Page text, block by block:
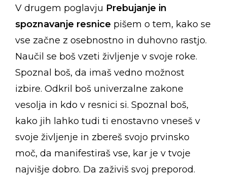
V drugem poglavju Prebujanje in
spoznavanje resnice pišem o tem, kako se
vse začne z osebnostno in duhovno rastjo.
Naučil se boš vzeti življenje v svoje roke.
Spoznal boš, da imaš vedno možnost
izbire. Odkril boš univerzalne zakone
vesolja in kdo v resnici si. Spoznal boš,
kako jih lahko tudi ti enostavno vneseš v
svoje življenje in zbereš svojo prvinsko
moč, da manifestiraš vse, kar je v tvoje
najvišje dobro. Da zaživiš svoj preporod.